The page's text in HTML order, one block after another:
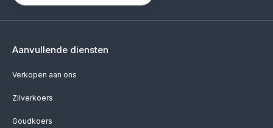
Aanvullende diensten
Verkopen aan ons
Zilverkoers
Goudkoers